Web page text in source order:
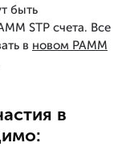
быть
STP счета. Все
в новом PAMM
в